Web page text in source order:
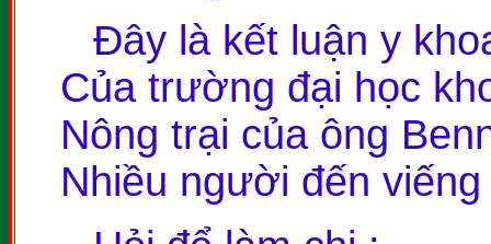
Đây là kết luận y
Của trường đại học
Nông trại của ông
Nhiều người đến